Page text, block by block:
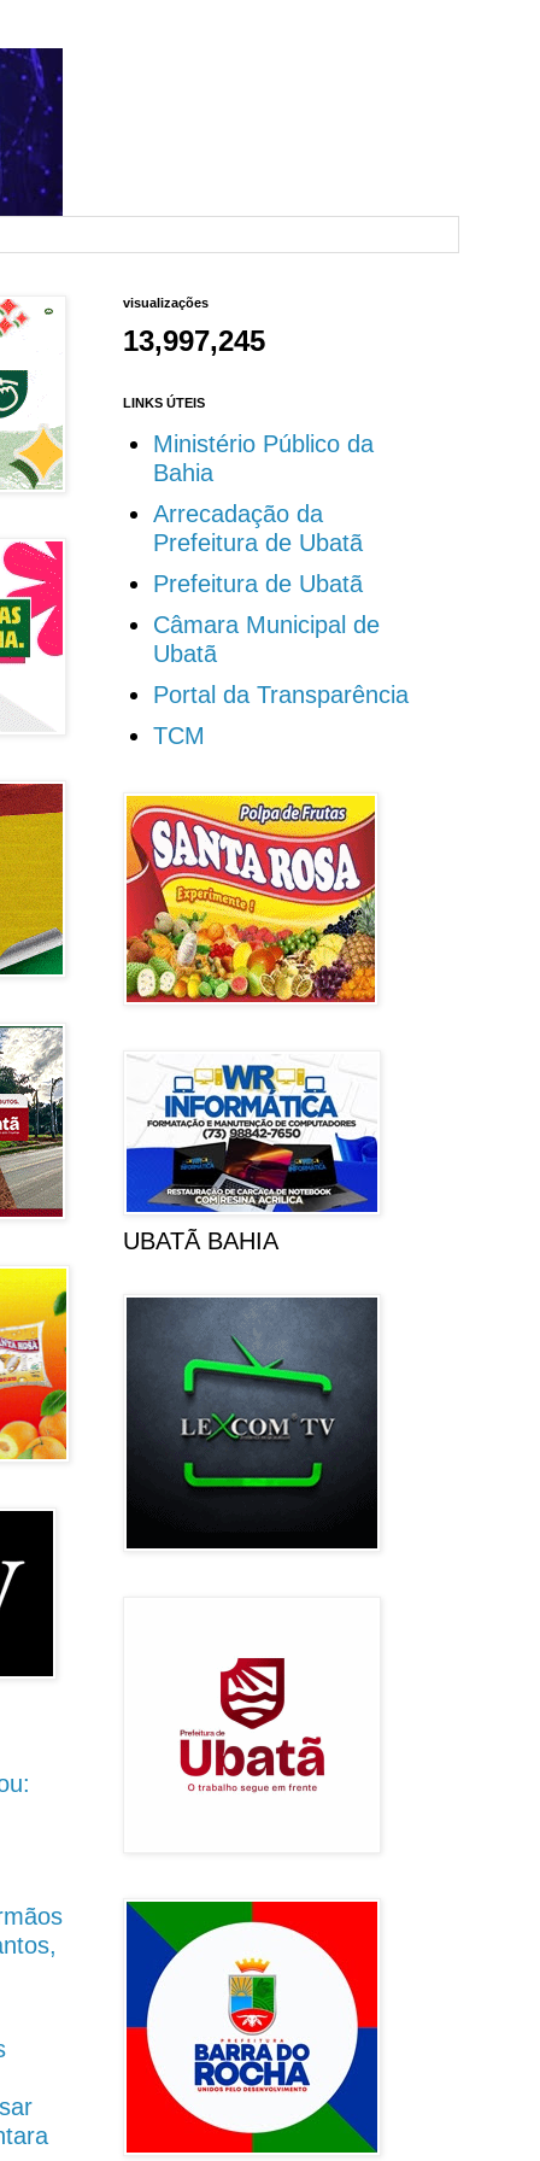
visualizações
13,997,245
LINKS ÚTEIS
Ministério Público da
Bahia
Arrecadação da
Prefeitura de Ubatã
Prefeitura de Ubatã
Câmara Municipal de
Ubatã
Portal da Transparência
TCM
UBATÃ BAHIA